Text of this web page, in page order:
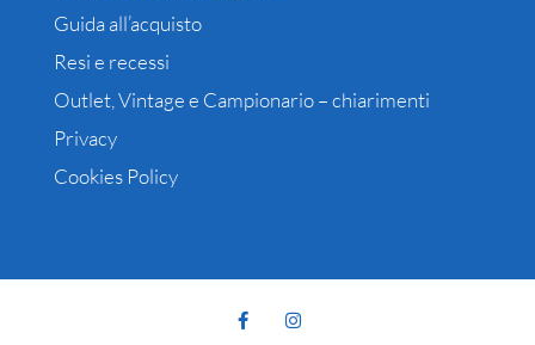
Guida all’acquisto
Resi e recessi
Outlet, Vintage e Campionario – chiarimenti
Privacy
Cookies Policy